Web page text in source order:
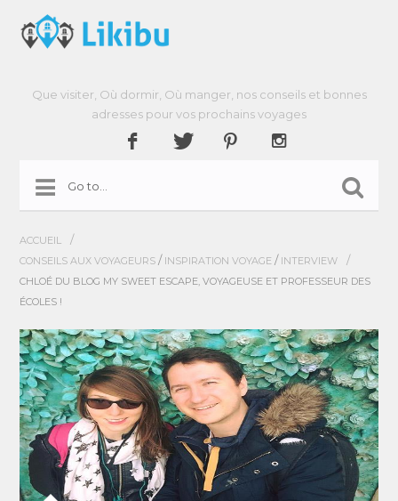
Que visiter, Où dormir, Où manger, nos conseils et bonnes
adresses pour vos prochains voyages
ACCUEIL /
CONSEILS AUX VOYAGEURS / INSPIRATION VOYAGE / INTERVIEW /
CHLOÉ DU BLOG MY SWEET ESCAPE, VOYAGEUSE ET PROFESSEUR DES
ÉCOLES !